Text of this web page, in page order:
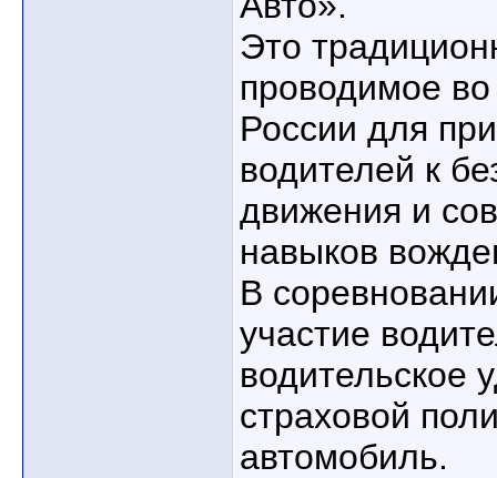
Это
проводимое
России для
водителей к
движения и
навыков
В
участие
водительское
страховой
автомобиль.